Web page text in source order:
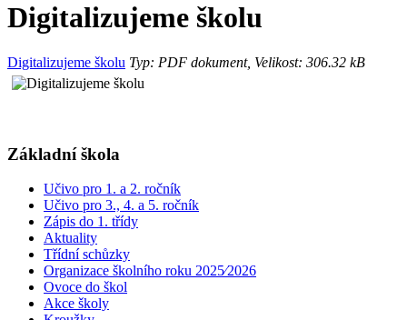
Digitalizujeme školu
Digitalizujeme školu Typ: PDF dokument, Velikost: 306.32 kB
Základní škola
Učivo pro 1. a 2. ročník
Učivo pro 3., 4. a 5. ročník
Zápis do 1. třídy
Aktuality
Třídní schůzky
Organizace školního roku 2025⁄2026
Ovoce do škol
Akce školy